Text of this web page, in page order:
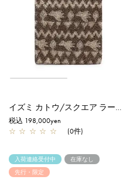
イズミ カトウ/スクエア ラージ/ダック/エナメルファンゴカーキ
税込 198,000yen
☆ ☆ ☆ ☆ ☆ (0件)
入荷連絡受付中
在庫なし
先行・限定